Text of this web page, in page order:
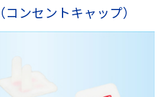
ンセントキャップ）